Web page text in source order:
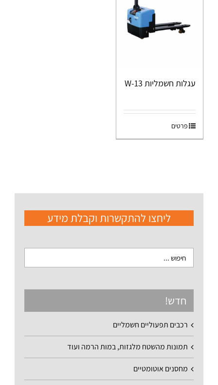
עגלות חשמליות W-13
פרטים
ליחצו להתקשרות וקבלת מידע
חדש!
רכבים תפעוליים חשמליים
תמונות מהשטח מלגזות, במות הרמה ועוד
מחסנים אוטומטיים